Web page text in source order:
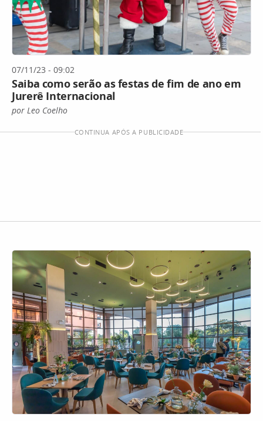
07/11/23 - 09:02
Saiba como serão as festas de fim de ano em
Jurerê Internacional
por Leo Coelho
CONTINUA APÓS A PUBLICIDADE